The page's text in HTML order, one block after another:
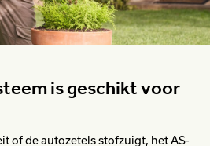
is geschikt voor
of de autozetels stofzuigt, het AS-